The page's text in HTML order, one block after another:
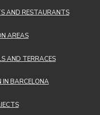
AND RESTAURANTS
AREAS
AND TERRACES
IN BARCELONA